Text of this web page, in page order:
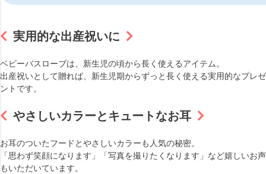
実用的な出産祝いに
ベビーバスローブは、新生児の頃から長く使えるアイテム。
出産祝いとして贈れば、新生児期からずっと長く使える実用的なプレゼ
ントです。
やさしいカラーとキュートなお耳
お耳のついたフードとやさしいカラーも人気の秘密。
「思わず笑顔になります」「写真を撮りたくなります」など嬉しいお声
もいただいています。